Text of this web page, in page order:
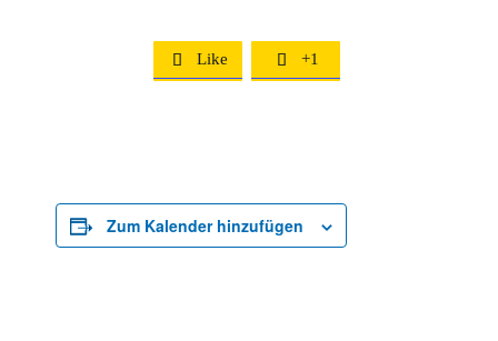
 Like  +1
Zum Kalender hinzufügen